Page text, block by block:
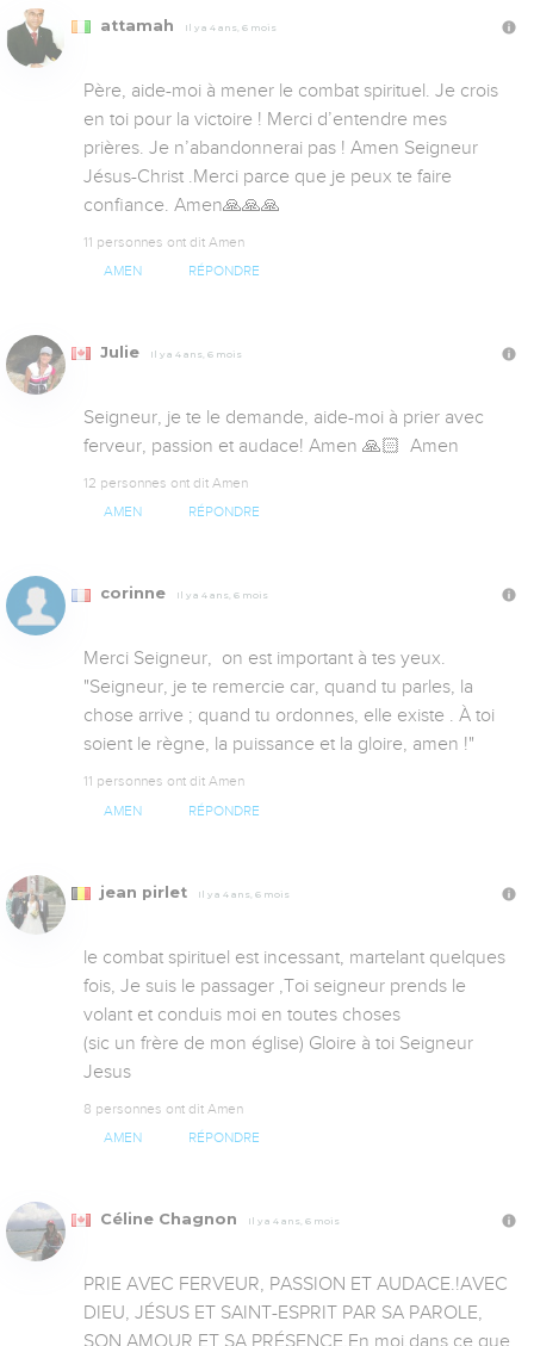
attamah Il y a 4 ans, 6 mois
Père, aide-moi à mener le combat spirituel. Je crois
en toi pour la victoire ! Merci d’entendre mes
prières. Je n’abandonnerai pas ! Amen Seigneur
Jésus-Christ .Merci parce que je peux te faire
confiance. Amen🙏🙏🙏
11 personnes ont dit Amen
AMEN RÉPONDRE
Julie Il y a 4 ans, 6 mois
Seigneur, je te le demande, aide-moi à prier avec
ferveur, passion et audace! Amen 🙏🏻  Amen
12 personnes ont dit Amen
AMEN RÉPONDRE
corinne Il y a 4 ans, 6 mois
Merci Seigneur,  on est important à tes yeux.
"Seigneur, je te remercie car, quand tu parles, la
chose arrive ; quand tu ordonnes, elle existe . À toi
soient le règne, la puissance et la gloire, amen !"
11 personnes ont dit Amen
AMEN RÉPONDRE
jean pirlet Il y a 4 ans, 6 mois
le combat spirituel est incessant, martelant quelques
fois, Je suis le passager ,Toi seigneur prends le
volant et conduis moi en toutes choses
(sic un frère de mon église) Gloire à toi Seigneur
Jesus
8 personnes ont dit Amen
AMEN RÉPONDRE
Céline Chagnon Il y a 4 ans, 6 mois
PRIE AVEC FERVEUR, PASSION ET AUDACE.!AVEC
DIEU, JÉSUS ET SAINT-ESPRIT PAR SA PAROLE,
SON AMOUR ET SA PRÉSENCE.En moi,dans ce que